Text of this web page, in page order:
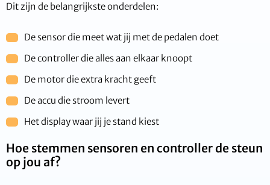
Dit zijn de belangrijkste onderdelen:
De sensor die meet wat jij met de pedalen doet
De controller die alles aan elkaar knoopt
De motor die extra kracht geeft
De accu die stroom levert
Het display waar jij je stand kiest
Hoe stemmen sensoren en controller de steun
op jou af?